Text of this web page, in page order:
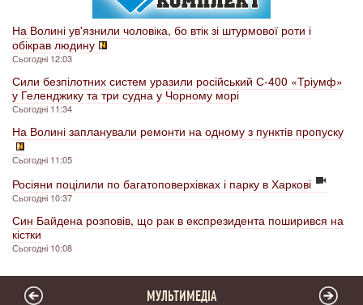
На Волині ув'язнили чоловіка, бо втік зі штурмової роти і
обікрав людину
Сьогодні 12:03
Сили безпілотних систем уразили російський С-400 «Тріумф»
у Геленджику та три судна у Чорному морі
Сьогодні 11:34
На Волині запланували ремонти на одному з пунктів пропуску
Сьогодні 11:05
Росіяни поцілили по багатоповерхівках і парку в Харкові
Сьогодні 10:37
Син Байдена розповів, що рак в експрезидента поширився на
кістки
Сьогодні 10:08
МУЛЬТИМЕДІА